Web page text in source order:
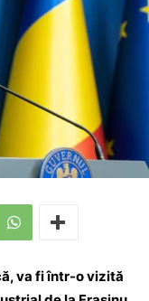
va fi într-o vizită